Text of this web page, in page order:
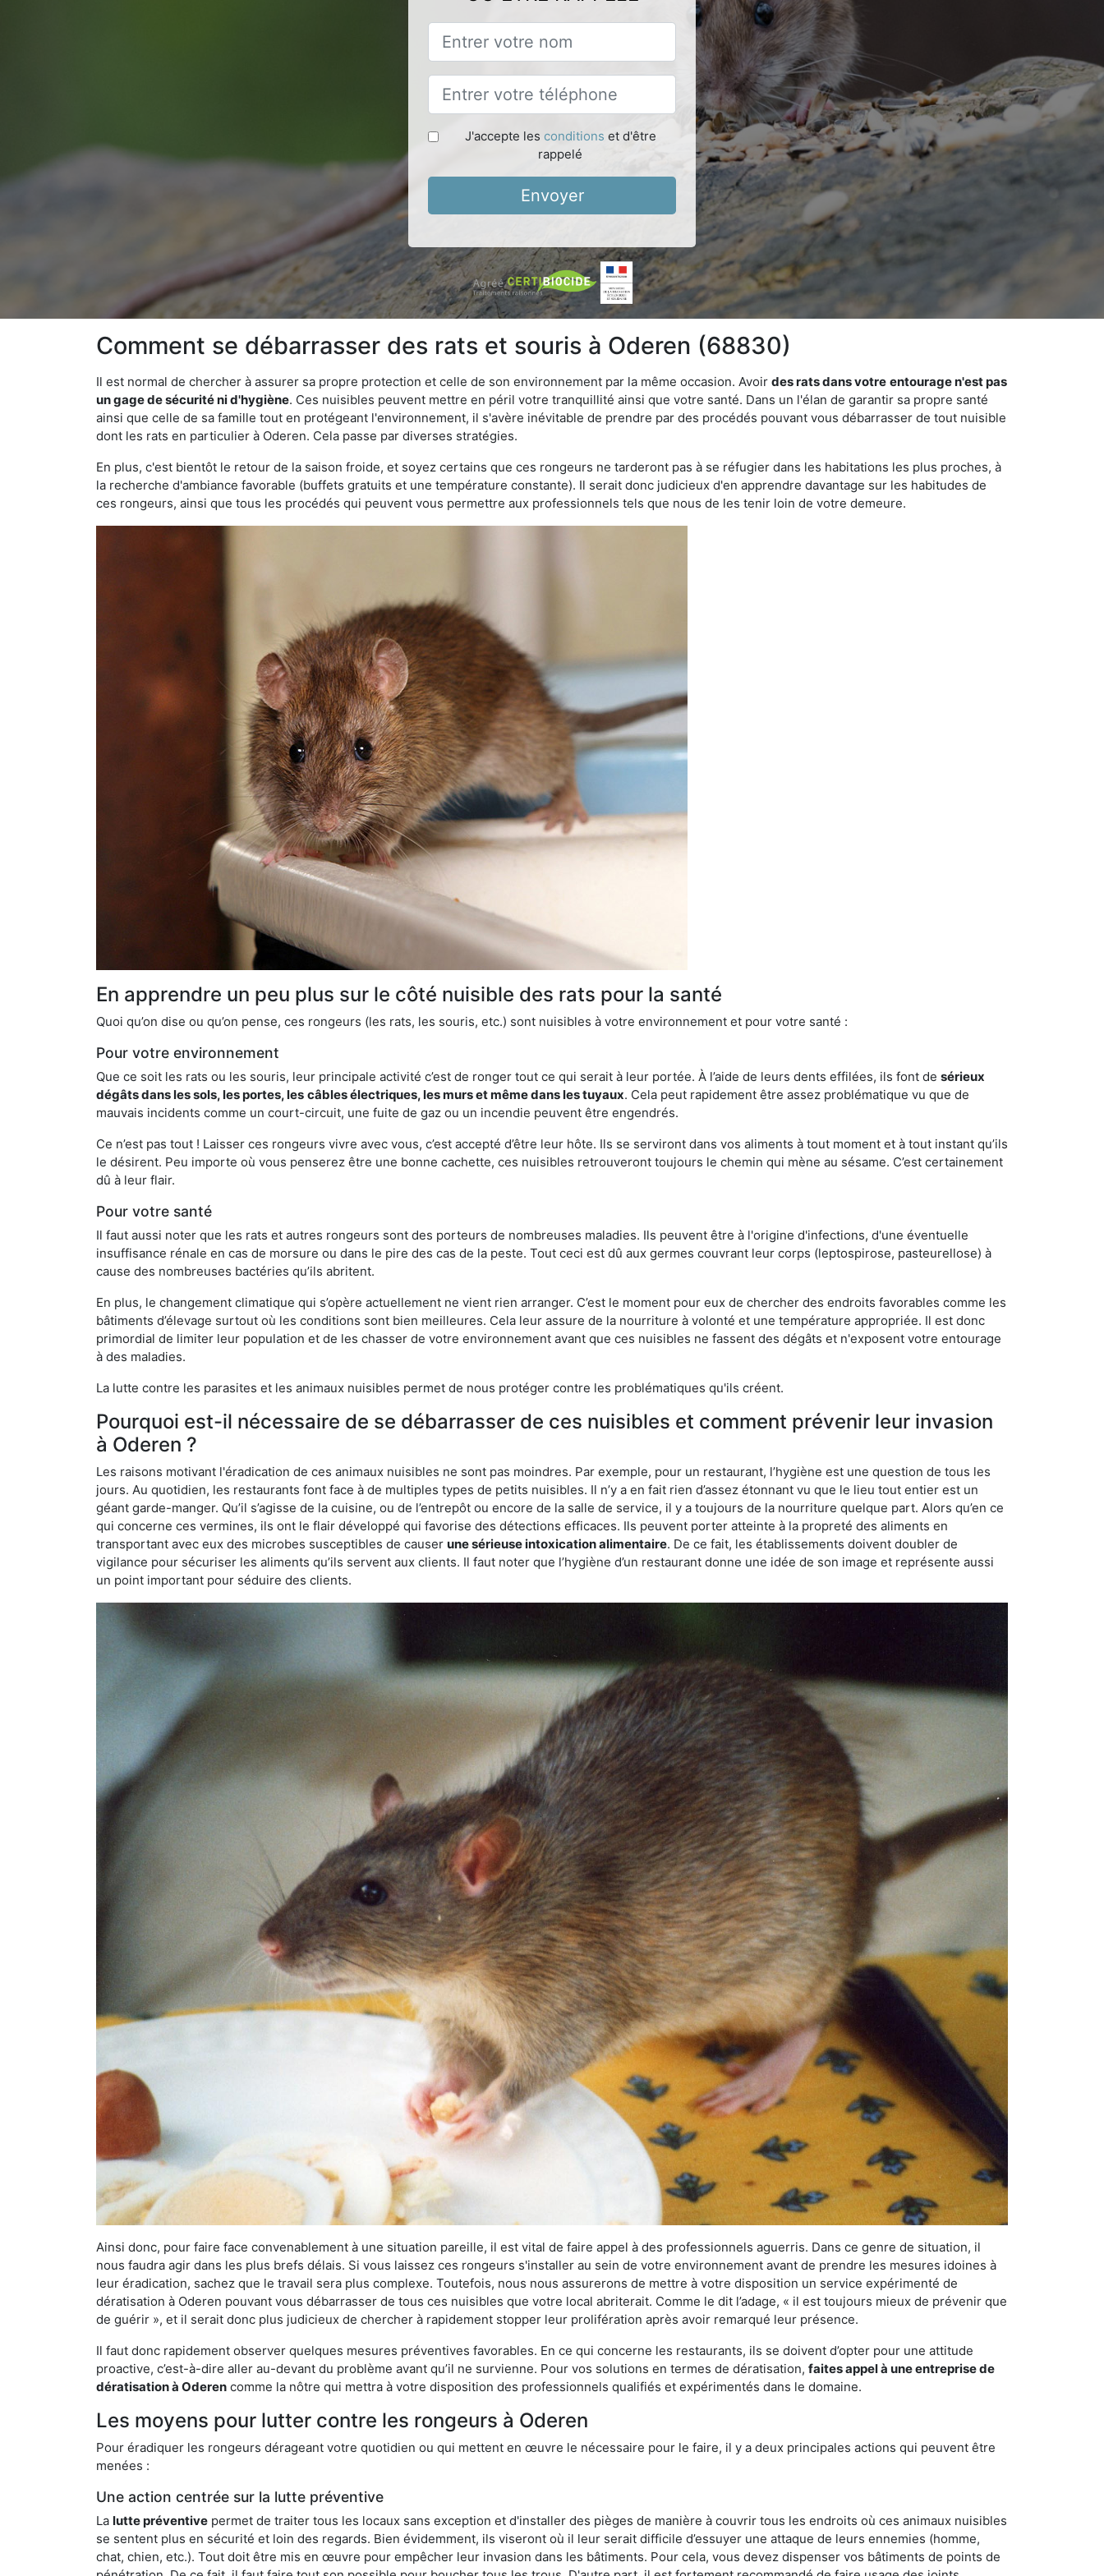
J'accepte les conditions et d'être
rappelé
Envoyer
Comment se débarrasser des rats et souris à Oderen (68830)
Il est normal de chercher à assurer sa propre protection et celle de son environnement par la même occasion. Avoir des rats dans votre entourage n'est pas
un gage de sécurité ni d'hygiène. Ces nuisibles peuvent mettre en péril votre tranquillité ainsi que votre santé. Dans un l'élan de garantir sa propre santé
ainsi que celle de sa famille tout en protégeant l'environnement, il s'avère inévitable de prendre par des procédés pouvant vous débarrasser de tout nuisible
dont les rats en particulier à Oderen. Cela passe par diverses stratégies.
En plus, c'est bientôt le retour de la saison froide, et soyez certains que ces rongeurs ne tarderont pas à se réfugier dans les habitations les plus proches, à
la recherche d'ambiance favorable (buffets gratuits et une température constante). Il serait donc judicieux d'en apprendre davantage sur les habitudes de
ces rongeurs, ainsi que tous les procédés qui peuvent vous permettre aux professionnels tels que nous de les tenir loin de votre demeure.
En apprendre un peu plus sur le côté nuisible des rats pour la santé
Quoi qu’on dise ou qu’on pense, ces rongeurs (les rats, les souris, etc.) sont nuisibles à votre environnement et pour votre santé :
Pour votre environnement
Que ce soit les rats ou les souris, leur principale activité c’est de ronger tout ce qui serait à leur portée. À l’aide de leurs dents effilées, ils font de sérieux
dégâts dans les sols, les portes, les câbles électriques, les murs et même dans les tuyaux. Cela peut rapidement être assez problématique vu que de
mauvais incidents comme un court-circuit, une fuite de gaz ou un incendie peuvent être engendrés.
Ce n’est pas tout ! Laisser ces rongeurs vivre avec vous, c’est accepté d’être leur hôte. Ils se serviront dans vos aliments à tout moment et à tout instant qu’ils
le désirent. Peu importe où vous penserez être une bonne cachette, ces nuisibles retrouveront toujours le chemin qui mène au sésame. C’est certainement
dû à leur flair.
Pour votre santé
Il faut aussi noter que les rats et autres rongeurs sont des porteurs de nombreuses maladies. Ils peuvent être à l'origine d'infections, d'une éventuelle
insuffisance rénale en cas de morsure ou dans le pire des cas de la peste. Tout ceci est dû aux germes couvrant leur corps (leptospirose, pasteurellose) à
cause des nombreuses bactéries qu’ils abritent.
En plus, le changement climatique qui s’opère actuellement ne vient rien arranger. C’est le moment pour eux de chercher des endroits favorables comme les
bâtiments d’élevage surtout où les conditions sont bien meilleures. Cela leur assure de la nourriture à volonté et une température appropriée. Il est donc
primordial de limiter leur population et de les chasser de votre environnement avant que ces nuisibles ne fassent des dégâts et n'exposent votre entourage
à des maladies.
La lutte contre les parasites et les animaux nuisibles permet de nous protéger contre les problématiques qu'ils créent.
Pourquoi est-il nécessaire de se débarrasser de ces nuisibles et comment prévenir leur invasion
à Oderen ?
Les raisons motivant l'éradication de ces animaux nuisibles ne sont pas moindres. Par exemple, pour un restaurant, l’hygiène est une question de tous les
jours. Au quotidien, les restaurants font face à de multiples types de petits nuisibles. Il n’y a en fait rien d’assez étonnant vu que le lieu tout entier est un
géant garde-manger. Qu’il s’agisse de la cuisine, ou de l’entrepôt ou encore de la salle de service, il y a toujours de la nourriture quelque part. Alors qu’en ce
qui concerne ces vermines, ils ont le flair développé qui favorise des détections efficaces. Ils peuvent porter atteinte à la propreté des aliments en
transportant avec eux des microbes susceptibles de causer une sérieuse intoxication alimentaire. De ce fait, les établissements doivent doubler de
vigilance pour sécuriser les aliments qu’ils servent aux clients. Il faut noter que l’hygiène d’un restaurant donne une idée de son image et représente aussi
un point important pour séduire des clients.
Ainsi donc, pour faire face convenablement à une situation pareille, il est vital de faire appel à des professionnels aguerris. Dans ce genre de situation, il
nous faudra agir dans les plus brefs délais. Si vous laissez ces rongeurs s'installer au sein de votre environnement avant de prendre les mesures idoines à
leur éradication, sachez que le travail sera plus complexe. Toutefois, nous nous assurerons de mettre à votre disposition un service expérimenté de
dératisation à Oderen pouvant vous débarrasser de tous ces nuisibles que votre local abriterait. Comme le dit l’adage, « il est toujours mieux de prévenir que
de guérir », et il serait donc plus judicieux de chercher à rapidement stopper leur prolifération après avoir remarqué leur présence.
Il faut donc rapidement observer quelques mesures préventives favorables. En ce qui concerne les restaurants, ils se doivent d’opter pour une attitude
proactive, c’est-à-dire aller au-devant du problème avant qu’il ne survienne. Pour vos solutions en termes de dératisation, faites appel à une entreprise de
dératisation à Oderen comme la nôtre qui mettra à votre disposition des professionnels qualifiés et expérimentés dans le domaine.
Les moyens pour lutter contre les rongeurs à Oderen
Pour éradiquer les rongeurs dérageant votre quotidien ou qui mettent en œuvre le nécessaire pour le faire, il y a deux principales actions qui peuvent être
menées :
Une action centrée sur la lutte préventive
La lutte préventive permet de traiter tous les locaux sans exception et d'installer des pièges de manière à couvrir tous les endroits où ces animaux nuisibles
se sentent plus en sécurité et loin des regards. Bien évidemment, ils viseront où il leur serait difficile d’essuyer une attaque de leurs ennemies (homme,
chat, chien, etc.). Tout doit être mis en œuvre pour empêcher leur invasion dans les bâtiments. Pour cela, vous devez dispenser vos bâtiments de points de